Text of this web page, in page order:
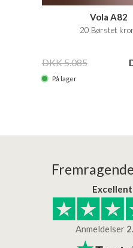
Vola A82
20 Børstet
DKK 5.085
På lager
Excellent
Anmeldelser
24/01/2026
Superflot bademøbel og rigtig lynhurtig… Kanon god
Kanon god
bliver
er virkelig
Lise